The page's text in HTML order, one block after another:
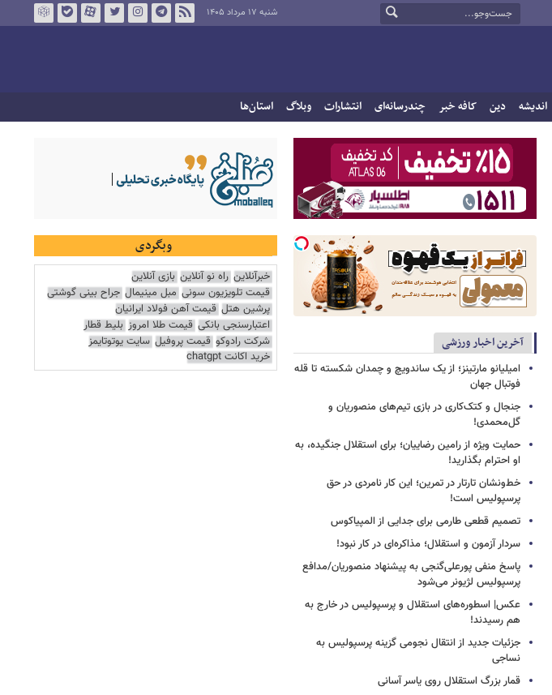
شنبه ۱۷ مرداد ۱۴۰۵
اندیشه دین کافه خبر چندرسانه‌ای انتشارات وبلاگ استان‌ها
آخرین اخبار ورزشی
امیلیانو مارتینز؛ از یک ساندویچ و چمدان شکسته تا قله
فوتبال جهان
جنجال و کتک‌کاری در بازی تیم‌های منصوریان و
گل‌محمدی!
حمایت ویژه از رامین رضاییان؛ برای استقلال جنگیده، به
او احترام بگذارید!
خط‌ونشان تارتار در تمرین؛ این کار نامردی در حق
پرسپولیس است!
تصمیم قطعی طارمی برای جدایی از المپیاکوس
سردار آزمون و استقلال؛ مذاکره‌ای در کار نبود!
پاسخ منفی پورعلی‌گنجی به پیشنهاد منصوریان/مدافع
پرسپولیس لژیونر می‌شود
عکس| اسطوره‌های استقلال و پرسپولیس در خارج به
هم رسیدند!
جزئیات جدید از انتقال نجومی گزینه پرسپولیس به
نساجی
قمار بزرگ استقلال روی یاسر آسانی
وبگردی
خبرآنلاین راه نو آنلاین بازی آنلاین
قیمت تلویزیون سونی مبل مینیمال جراح بینی گوشتی
پرشین هتل قیمت آهن فولاد ایرانیان
اعتبارسنجی بانکی قیمت طلا امروز بلیط قطار
شرکت رادوکو قیمت پروفیل سایت یوتوتایمز
خرید اکانت chatgpt